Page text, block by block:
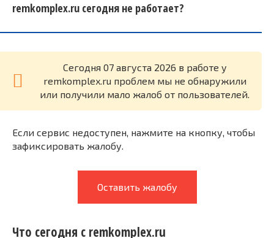
remkomplex.ru сегодня не работает?
Cегодня 07 августа 2026 в работе у
remkomplex.ru проблем мы не обнаружили
или получили мало жалоб от пользователей.
Если сервис недоступен, нажмите на кнопку, чтобы
зафиксировать жалобу.
Оставить жалобу
Что сегодня с remkomplex.ru